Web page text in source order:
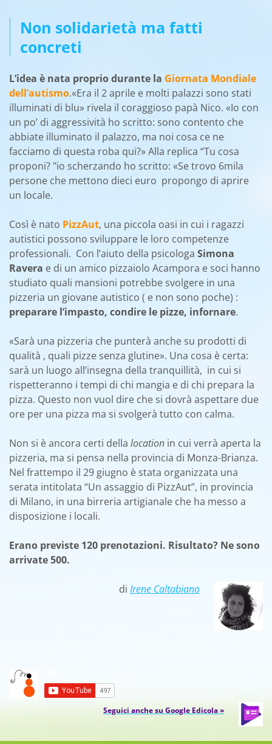
Non solidarietà ma fatti
concreti
L’idea è nata proprio durante la Giornata Mondiale
dell’autismo.«Era il 2 aprile e molti palazzi sono stati
illuminati di blu» rivela il coraggioso papà Nico. «Io con
un po’ di aggressività ho scritto: sono contento che
abbiate illuminato il palazzo, ma noi cosa ce ne
facciamo di questa roba qui?» Alla replica “Tu cosa
proponi? "io scherzando ho scritto: «Se trovo 6mila
persone che mettono dieci euro propongo di aprire
un locale.
Così è nato PizzAut, una piccola oasi in cui i ragazzi
autistici possono sviluppare le loro competenze
professionali. Con l’aiuto della psicologa Simona
Ravera e di un amico pizzaiolo Acampora e soci hanno
studiato quali mansioni potrebbe svolgere in una
pizzeria un giovane autistico ( e non sono poche) :
preparare l’impasto, condire le pizze, infornare.
«Sarà una pizzeria che punterà anche su prodotti di
qualità , quali pizze senza glutine». Una cosa è certa:
sarà un luogo all’insegna della tranquillità, in cui si
rispetteranno i tempi di chi mangia e di chi prepara la
pizza. Questo non vuol dire che si dovrà aspettare due
ore per una pizza ma si svolgerà tutto con calma.
Non si è ancora certi della location in cui verrà aperta la
pizzeria, ma si pensa nella provincia di Monza-Brianza.
Nel frattempo il 29 giugno è stata organizzata una
serata intitolata “Un assaggio di PizzAut”, in provincia
di Milano, in una birreria artigianale che ha messo a
disposizione i locali.
Erano previste 120 prenotazioni. Risultato? Ne sono
arrivate 500.
di Irene Caltabiano
Seguici anche su Google Edicola »